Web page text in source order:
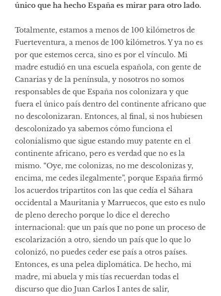
único que ha hecho España es mirar para otro lado.
Totalmente, estamos a menos de 100 kilómetros de
Fuerteventura, a menos de 100 kilómetros. Y ya no es
por que estemos cerca, sino es por el vínculo. Mi
madre estudió en una escuela española, con gente de
Canarias y de la península, y nosotros no somos
responsables de que España nos colonizara y que
fuera el único país dentro del continente africano que
no descolonizaran. Entonces, al final, si nos hubiesen
descolonizado ya sabemos cómo funciona el
colonialismo que sigue estando muy patente en el
continente africano, pero es verdad que no es la
mismo. “Oye, me colonizas, no me descolonizas y,
encima, me cedes ilegalmente”, porque España firmó
los acuerdos tripartitos con las que cedía el Sáhara
occidental a Mauritania y Marruecos, que esto es nulo
de pleno derecho porque lo dice el derecho
internacional: que un país que no pone un proceso de
escolarización a otro, siendo un país que lo que lo
colonizó, no puedes ceder ese país a otros países.
Entonces, es una pelea diplomática. De hecho, mi
madre, mi abuela y mis tías recuerdan todas el
discurso que dio Juan Carlos I antes de salir,